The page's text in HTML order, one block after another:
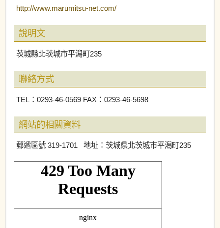
http://www.marumitsu-net.com/
說明文
茨城縣北茨城市平潟町235
聯絡方式
TEL：0293-46-0569 FAX：0293-46-5698
網站的相關資料
郵遞區號 319-1701 地址：茨城県北茨城市平潟町235